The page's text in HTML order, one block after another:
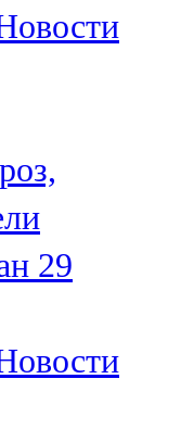
29